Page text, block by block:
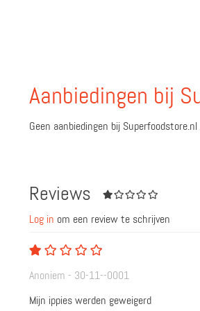
Aanbiedingen bij
Geen aanbiedingen bij Superfoodstore.nl
Reviews
Log in om een review te schrijven
Anoniem - 30-11--0001
Mijn ippies werden geweigerd